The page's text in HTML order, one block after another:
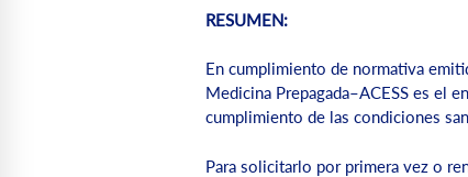
RESUMEN:
En cumplimiento de normativa
Medicina Prepagada–ACESS es el
cumplimiento de las condiciones
Para solicitarlo por primera vez o